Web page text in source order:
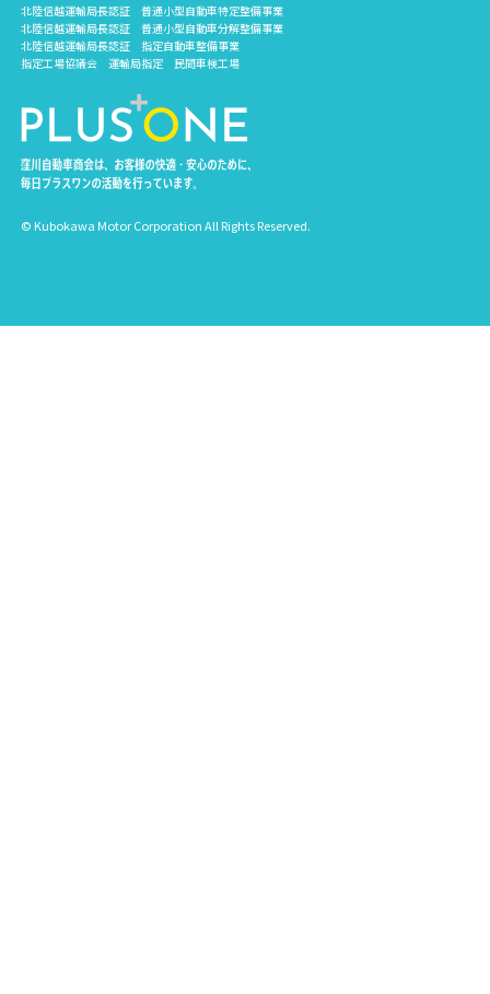
北陸信越運輸局長認証 普通小型自動車特定整備事業
北陸信越運輸局長認証 普通小型自動車分解整備事業
北陸信越運輸局長認証 指定自動車整備事業
指定工場協議会 運輸局指定 民間車検工場
© Kubokawa Motor Corporation All Rights Reserved.